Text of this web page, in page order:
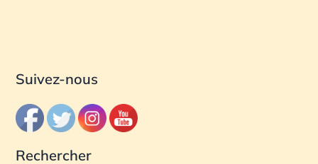
Suivez-nous
Rechercher